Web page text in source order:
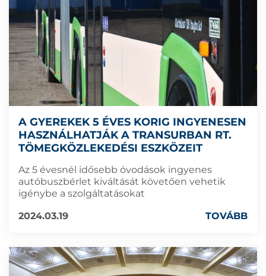
A GYEREKEK 5 ÉVES KORIG INGYENESEN
HASZNÁLHATJÁK A TRANSURBAN RT.
TÖMEGKÖZLEKEDÉSI ESZKÖZEIT
Az 5 évesnél idősebb óvodások ingyenes
autóbuszbérlet kiváltását követően vehetik
igénybe a szolgáltatásokat
2024.03.19
TOVÁBB